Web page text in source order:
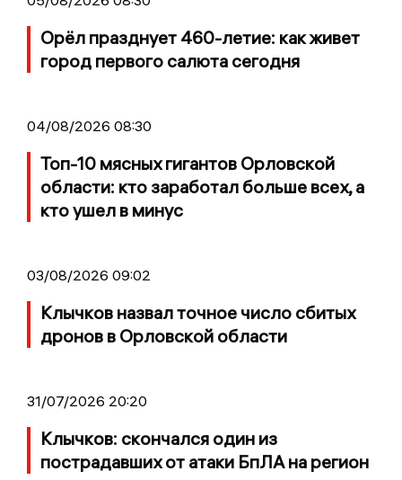
Орёл празднует 460-летие: как живет
город первого салюта сегодня
04/08/2026 08:30
Топ-10 мясных гигантов Орловской
области: кто заработал больше всех, а
кто ушел в минус
03/08/2026 09:02
Клычков назвал точное число сбитых
дронов в Орловской области
31/07/2026 20:20
Клычков: скончался один из
пострадавших от атаки БпЛА на регион